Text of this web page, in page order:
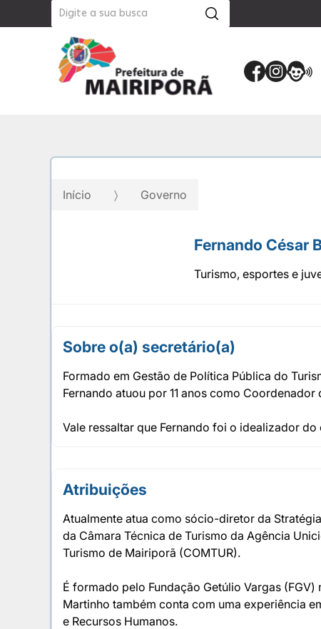
Início Governo
Fernando César
Turismo, esportes e
Sobre o(a) secretário(a)
Formado em Gestão de Política Pública do
Fernando atuou por 11 anos como
Vale ressaltar que Fernando foi o idealizador
Atribuições
Atualmente atua como sócio-diretor da
da Câmara Técnica de Turismo da Agência
Turismo de Mairiporã (COMTUR).
É formado pelo Fundação Getúlio Vargas
Martinho também conta com uma experiência
e Recursos Humanos.